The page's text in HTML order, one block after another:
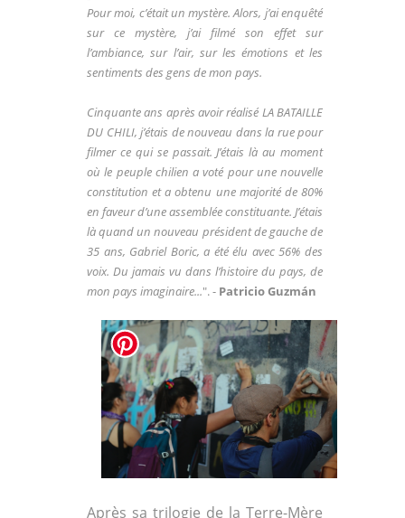
Pour moi, c’était un mystère.Alors, j’ai enquêté
sur ce mystère, j’ai filmé son effet sur
l’ambiance, sur l’air, sur les émotions et les
sentiments des gens de mon pays.
Cinquante ans après avoir réalisé LA BATAILLE
DU CHILI, j’étais de nouveau dans la rue pour
filmer ce qui se passait. J’étais là au moment
où le peuple chilien a voté pour une nouvelle
constitution et a obtenu une majorité de 80%
en faveur d’une assemblée constituante. J’étais
là quand un nouveau président de gauche de
35 ans, Gabriel Boric, a été élu avec 56% des
voix. Du jamais vu dans l’histoire du pays, de
mon pays imaginaire...". - Patricio Guzmán
Après sa trilogie de la Terre-Mère